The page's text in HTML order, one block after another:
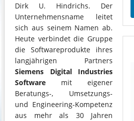
Dirk U. Hindrichs. Der
Unternehmensname leitet
sich aus seinem Namen ab.
Heute verbindet die Gruppe
die Softwareprodukte ihres
langjährigen Partners
Siemens Digital Industries
Software mit eigener
Beratungs-, Umsetzungs-
und Engineering-Kompetenz
aus mehr als 30 Jahren